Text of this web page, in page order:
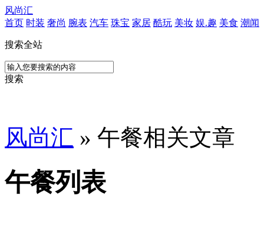
风尚汇
首页 时装 奢尚 腕表 汽车 珠宝 家居 酷玩 美妆 娱.趣 美食 潮闻
搜索全站
搜索
风尚汇 » 午餐相关文章
午餐列表